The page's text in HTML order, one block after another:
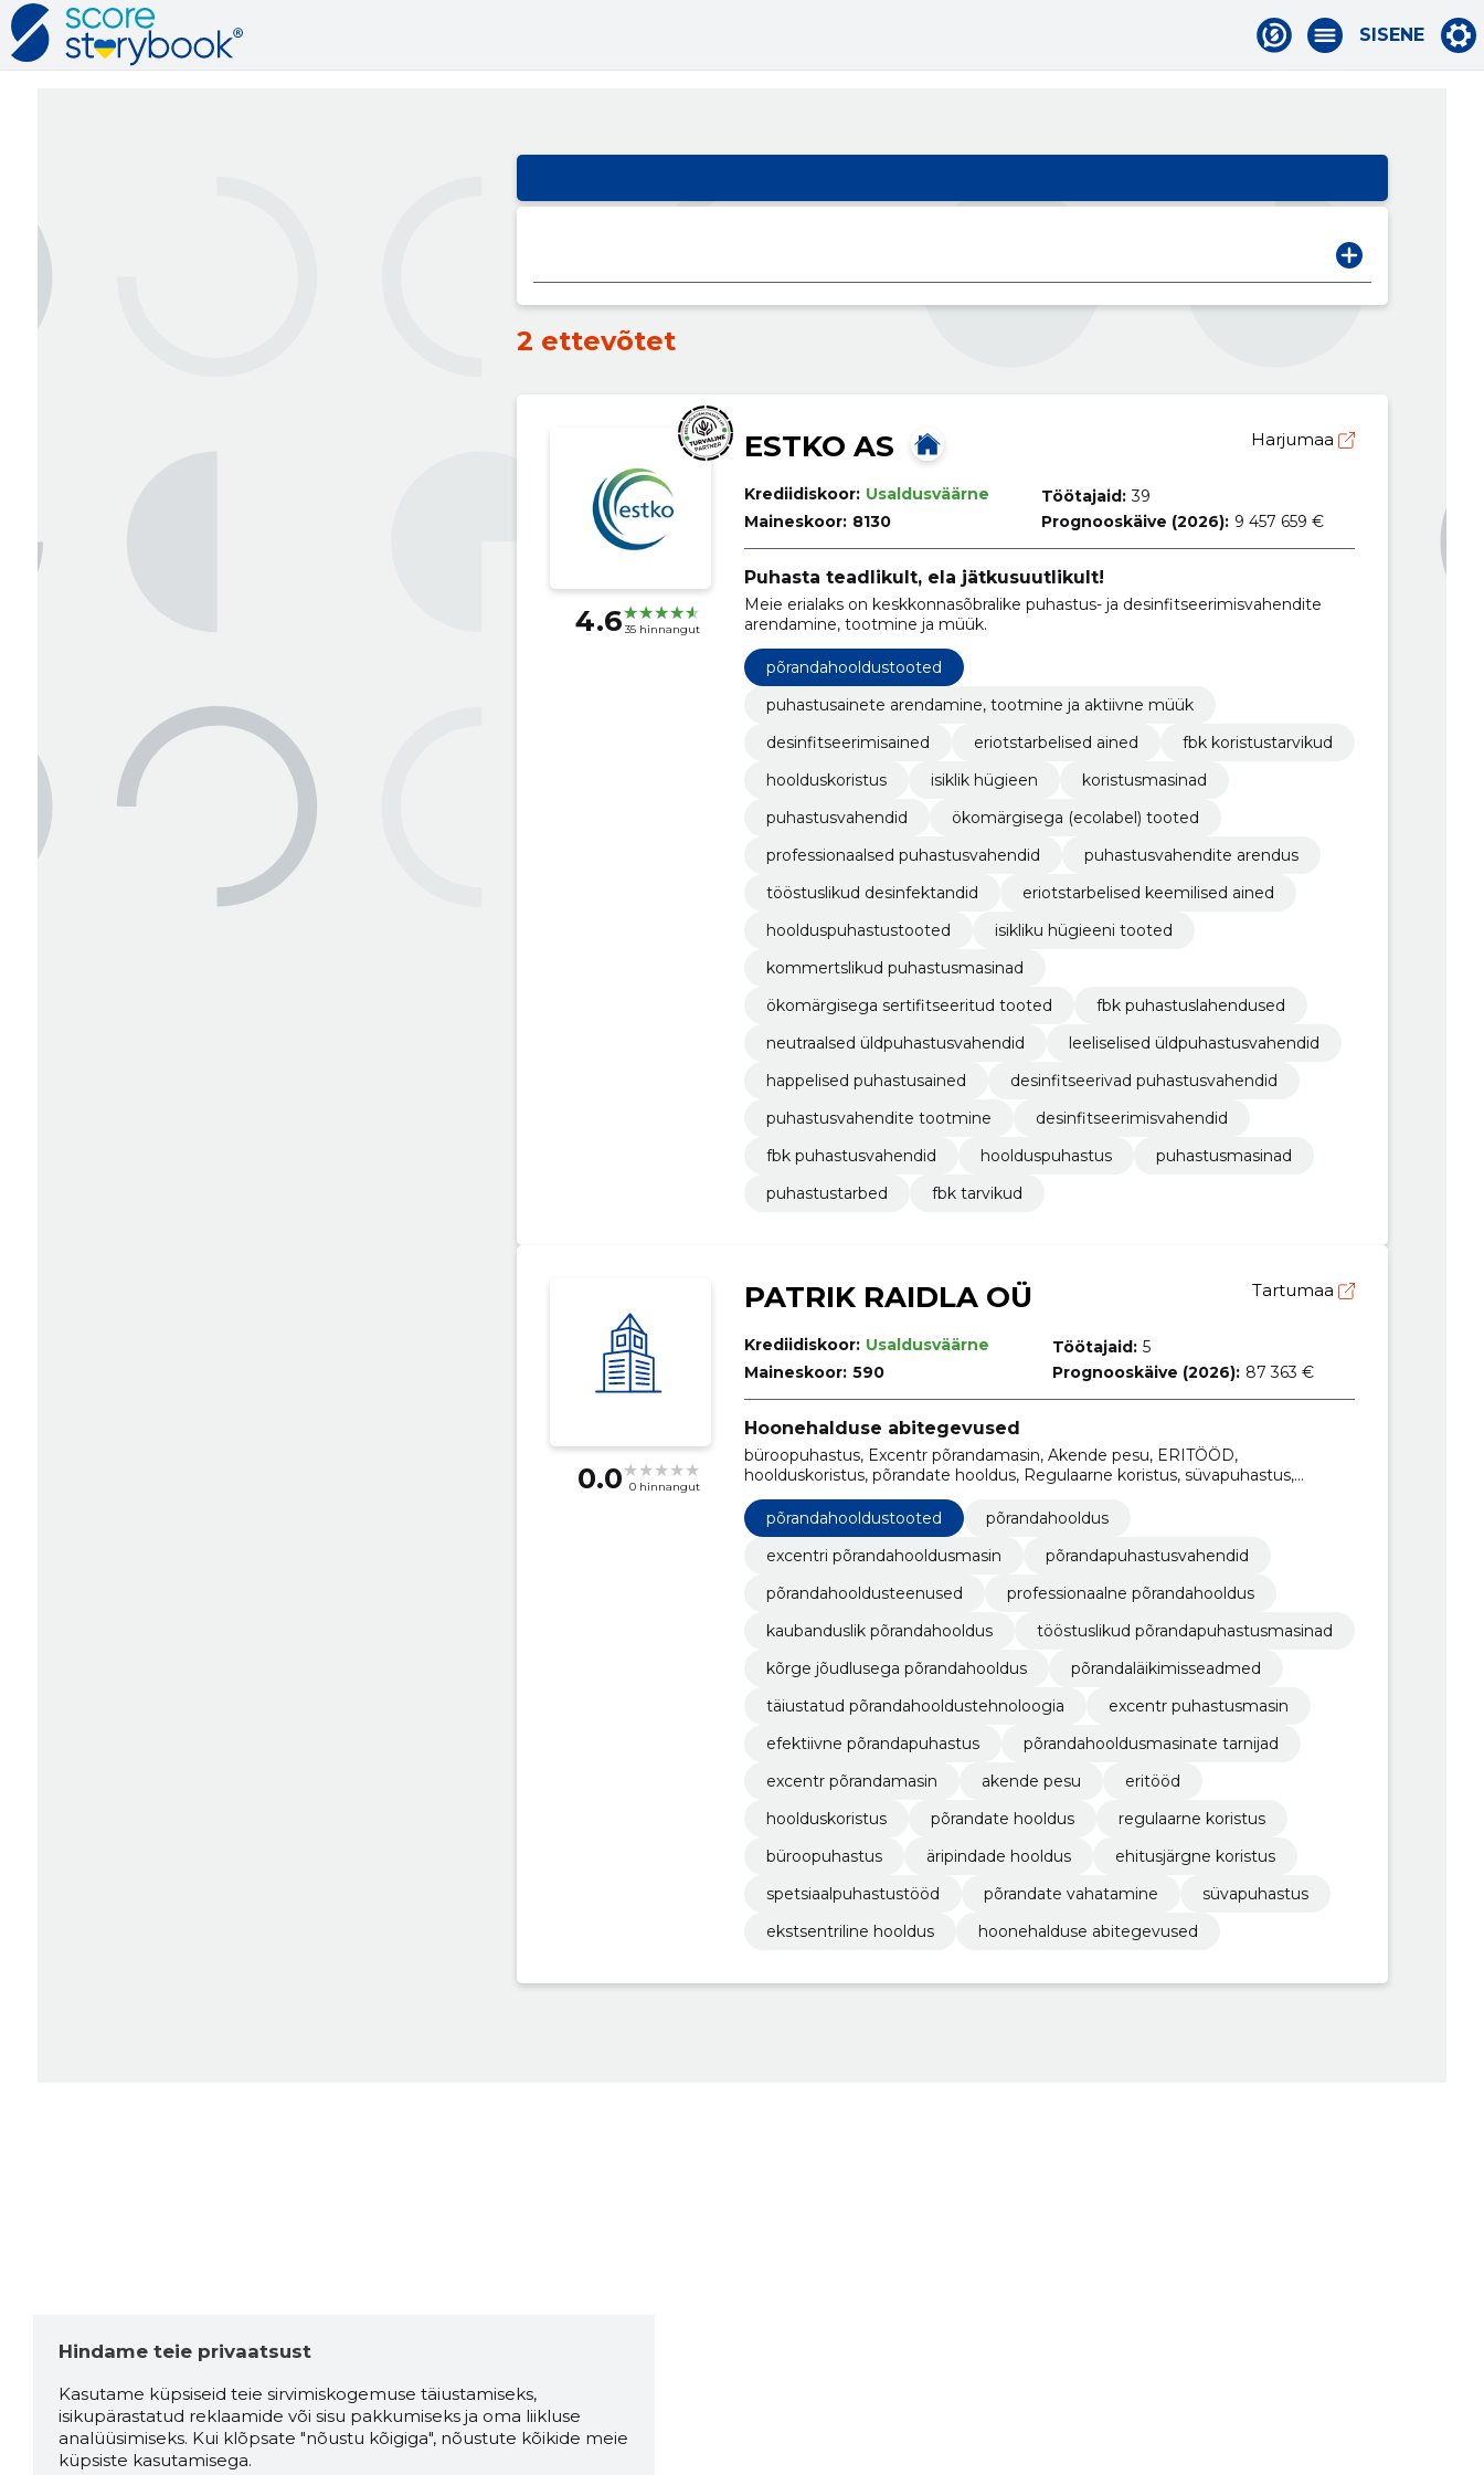
SISENE
2 ettevõtet
4.6 35 hinnangut
ESTKO AS Harjumaa
Krediidiskoor: Usaldusväärne
Maineskoor: 8130
Töötajaid: 39
Prognooskäive (2026): 9 457 659 €
Puhasta teadlikult, ela jätkusuutlikult!
Meie erialaks on keskkonnasõbralike puhastus- ja desinfitseerimisvahendite
arendamine, tootmine ja müük.
põrandahooldustooted
puhastusainete arendamine, tootmine ja aktiivne müük
desinfitseerimisained
eriotstarbelised ained
fbk koristustarvikud
hoolduskoristus
isiklik hügieen
koristusmasinad
puhastusvahendid
ökomärgisega (ecolabel) tooted
professionaalsed puhastusvahendid
puhastusvahendite arendus
tööstuslikud desinfektandid
eriotstarbelised keemilised ained
hoolduspuhastustooted
isikliku hügieeni tooted
kommertslikud puhastusmasinad
ökomärgisega sertifitseeritud tooted
fbk puhastuslahendused
neutraalsed üldpuhastusvahendid
leeliselised üldpuhastusvahendid
happelised puhastusained
desinfitseerivad puhastusvahendid
puhastusvahendite tootmine
desinfitseerimisvahendid
fbk puhastusvahendid
hoolduspuhastus
puhastusmasinad
puhastustarbed
fbk tarvikud
0.0 0 hinnangut
PATRIK RAIDLA OÜ Tartumaa
Krediidiskoor: Usaldusväärne
Maineskoor: 590
Töötajaid: 5
Prognooskäive (2026): 87 363 €
Hoonehalduse abitegevused
büroopuhastus, Excentr põrandamasin, Akende pesu, ERITÖÖD,
hoolduskoristus, põrandate hooldus, Regulaarne koristus, süvapuhastus,
põrandahooldustooted
põrandahooldus
excentri põrandahooldusmasin
põrandapuhastusvahendid
põrandahooldusteenused
professionaalne põrandahooldus
kaubanduslik põrandahooldus
tööstuslikud põrandapuhastusmasinad
kõrge jõudlusega põrandahooldus
põrandaläikimisseadmed
täiustatud põrandahooldustehnoloogia
excentr puhastusmasin
efektiivne põrandapuhastus
põrandahooldusmasinate tarnijad
excentr põrandamasin
akende pesu
eritööd
hoolduskoristus
põrandate hooldus
regulaarne koristus
büroopuhastus
äripindade hooldus
ehitusjärgne koristus
spetsiaalpuhastustööd
põrandate vahatamine
süvapuhastus
ekstsentriline hooldus
hoonehalduse abitegevused
Hindame teie privaatsust
Kasutame küpsiseid teie sirvimiskogemuse täiustamiseks,
isikupärastatud reklaamide või sisu pakkumiseks ja oma liikluse
analüüsimiseks. Kui klõpsate "nõustu kõigiga", nõustute kõikide meie
küpsiste kasutamisega.